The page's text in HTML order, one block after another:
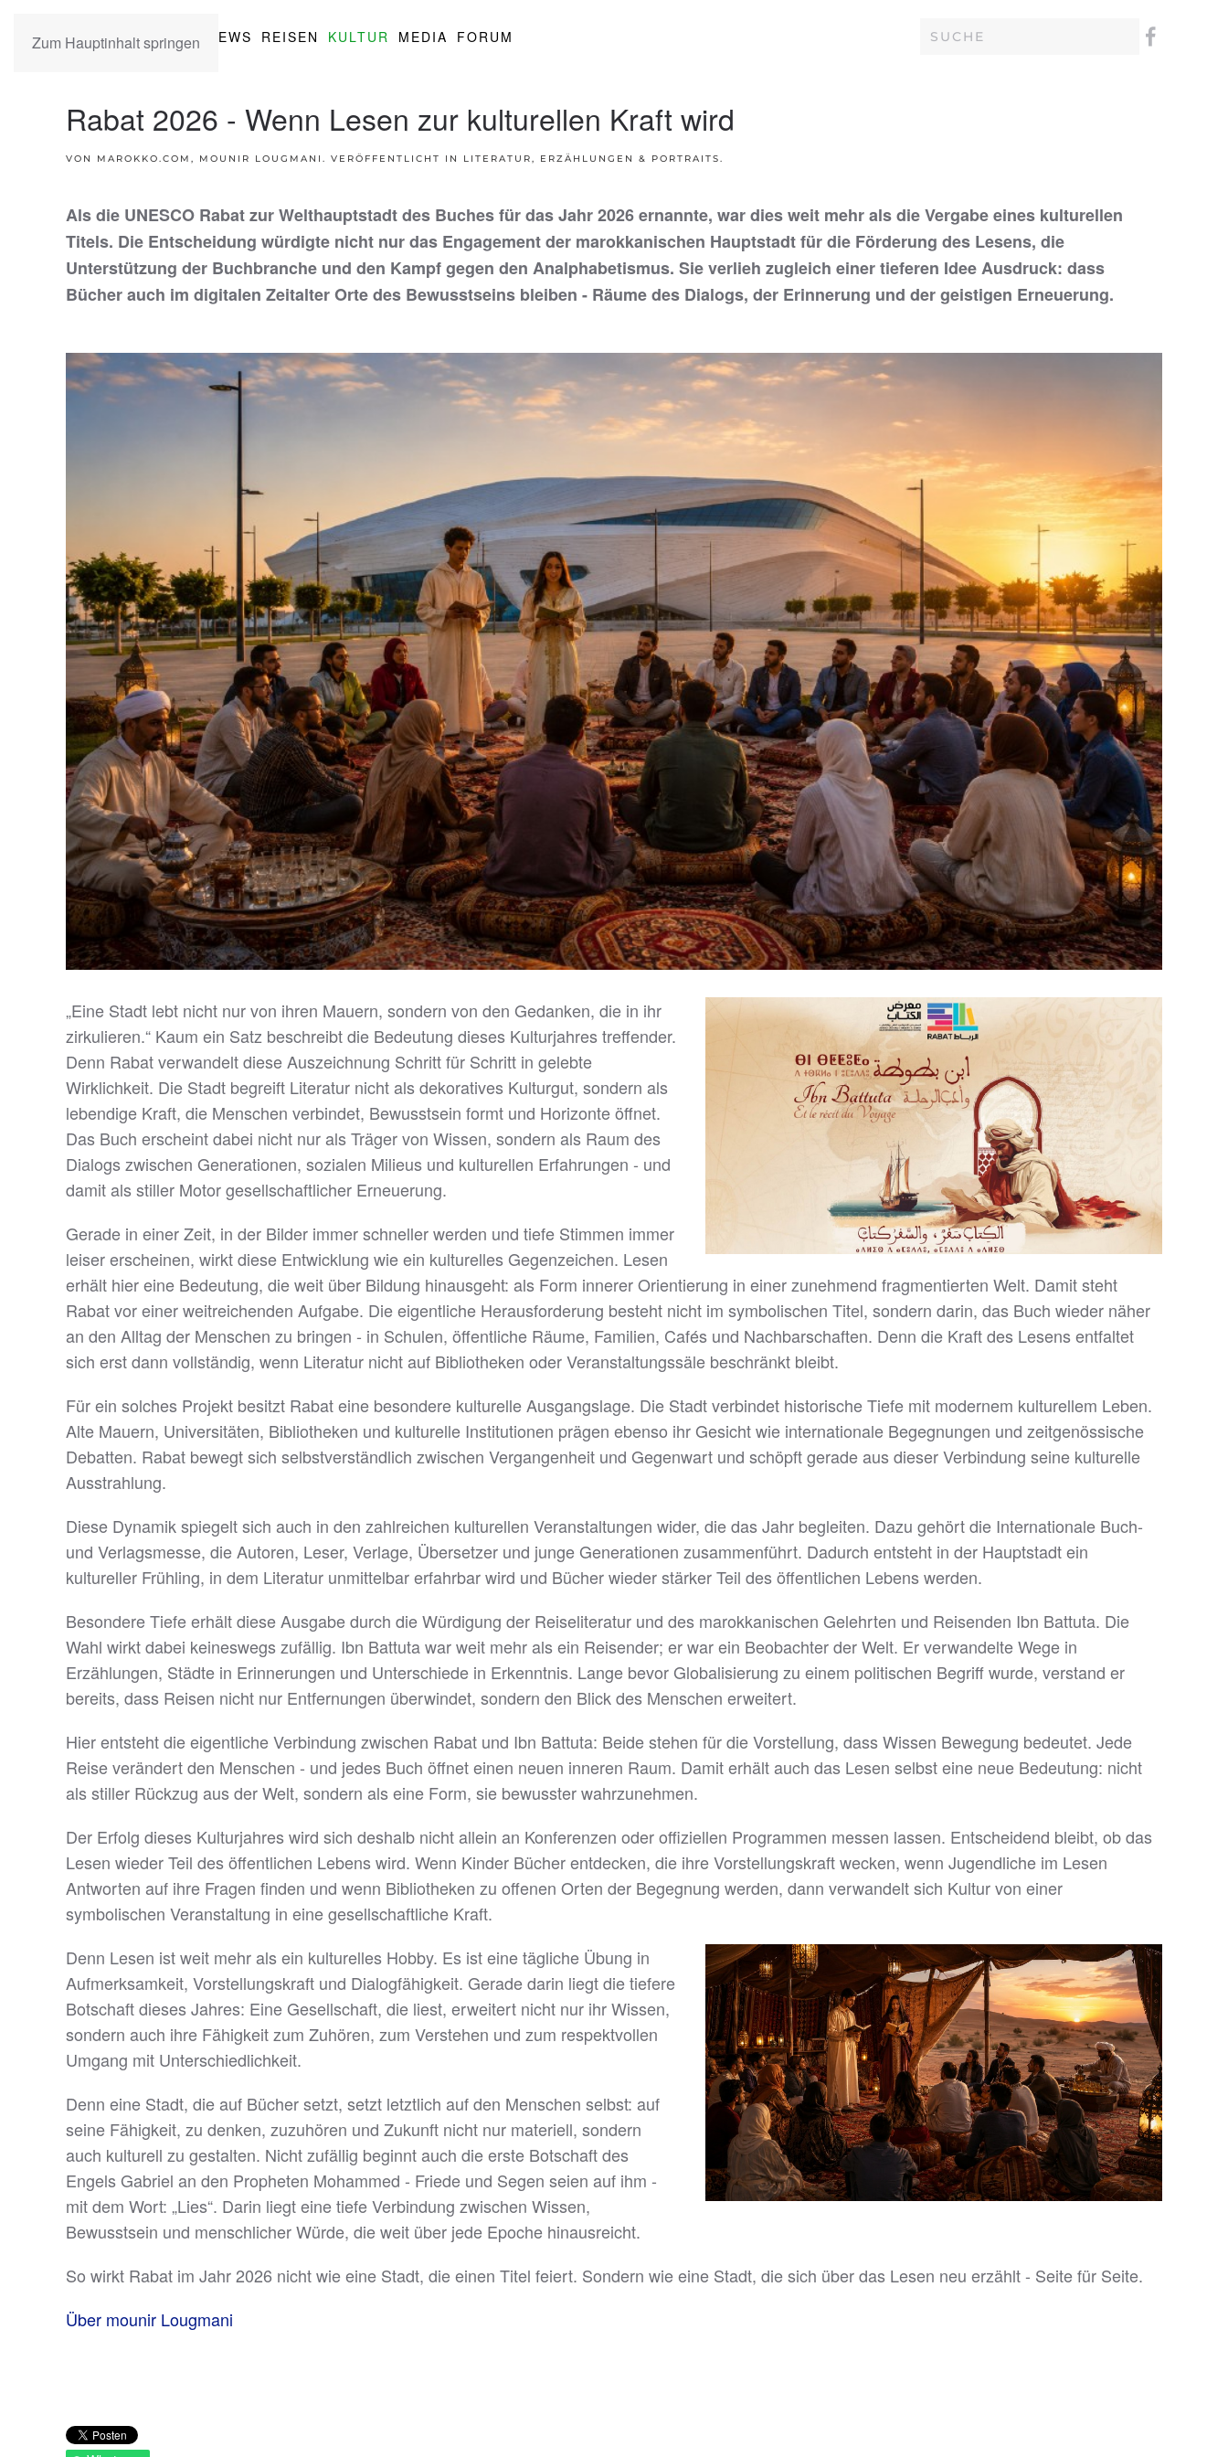
Zum Hauptinhalt springen NEWS REISEN KULTUR MEDIA FORUM
Rabat 2026 - Wenn Lesen zur kulturellen Kraft wird
VON MAROKKO.COM, MOUNIR LOUGMANI. VERÖFFENTLICHT IN LITERATUR, ERZÄHLUNGEN & PORTRAITS.
Als die UNESCO Rabat zur Welthauptstadt des Buches für das Jahr 2026 ernannte, war dies weit mehr als die Vergabe eines kulturellen
Titels. Die Entscheidung würdigte nicht nur das Engagement der marokkanischen Hauptstadt für die Förderung des Lesens, die
Unterstützung der Buchbranche und den Kampf gegen den Analphabetismus. Sie verlieh zugleich einer tieferen Idee Ausdruck: dass
Bücher auch im digitalen Zeitalter Orte des Bewusstseins bleiben - Räume des Dialogs, der Erinnerung und der geistigen Erneuerung.
„Eine Stadt lebt nicht nur von ihren Mauern, sondern von den Gedanken, die in ihr
zirkulieren.“ Kaum ein Satz beschreibt die Bedeutung dieses Kulturjahres treffender.
Denn Rabat verwandelt diese Auszeichnung Schritt für Schritt in gelebte
Wirklichkeit. Die Stadt begreift Literatur nicht als dekoratives Kulturgut, sondern als
lebendige Kraft, die Menschen verbindet, Bewusstsein formt und Horizonte öffnet.
Das Buch erscheint dabei nicht nur als Träger von Wissen, sondern als Raum des
Dialogs zwischen Generationen, sozialen Milieus und kulturellen Erfahrungen - und
damit als stiller Motor gesellschaftlicher Erneuerung.
Gerade in einer Zeit, in der Bilder immer schneller werden und tiefe Stimmen immer
leiser erscheinen, wirkt diese Entwicklung wie ein kulturelles Gegenzeichen. Lesen
erhält hier eine Bedeutung, die weit über Bildung hinausgeht: als Form innerer Orientierung in einer zunehmend fragmentierten Welt. Damit steht
Rabat vor einer weitreichenden Aufgabe. Die eigentliche Herausforderung besteht nicht im symbolischen Titel, sondern darin, das Buch wieder näher
an den Alltag der Menschen zu bringen - in Schulen, öffentliche Räume, Familien, Cafés und Nachbarschaften. Denn die Kraft des Lesens entfaltet
sich erst dann vollständig, wenn Literatur nicht auf Bibliotheken oder Veranstaltungssäle beschränkt bleibt.
Für ein solches Projekt besitzt Rabat eine besondere kulturelle Ausgangslage. Die Stadt verbindet historische Tiefe mit modernem kulturellem Leben.
Alte Mauern, Universitäten, Bibliotheken und kulturelle Institutionen prägen ebenso ihr Gesicht wie internationale Begegnungen und zeitgenössische
Debatten. Rabat bewegt sich selbstverständlich zwischen Vergangenheit und Gegenwart und schöpft gerade aus dieser Verbindung seine kulturelle
Ausstrahlung.
Diese Dynamik spiegelt sich auch in den zahlreichen kulturellen Veranstaltungen wider, die das Jahr begleiten. Dazu gehört die Internationale Buch-
und Verlagsmesse, die Autoren, Leser, Verlage, Übersetzer und junge Generationen zusammenführt. Dadurch entsteht in der Hauptstadt ein
kultureller Frühling, in dem Literatur unmittelbar erfahrbar wird und Bücher wieder stärker Teil des öffentlichen Lebens werden.
Besondere Tiefe erhält diese Ausgabe durch die Würdigung der Reiseliteratur und des marokkanischen Gelehrten und Reisenden Ibn Battuta. Die
Wahl wirkt dabei keineswegs zufällig. Ibn Battuta war weit mehr als ein Reisender; er war ein Beobachter der Welt. Er verwandelte Wege in
Erzählungen, Städte in Erinnerungen und Unterschiede in Erkenntnis. Lange bevor Globalisierung zu einem politischen Begriff wurde, verstand er
bereits, dass Reisen nicht nur Entfernungen überwindet, sondern den Blick des Menschen erweitert.
Hier entsteht die eigentliche Verbindung zwischen Rabat und Ibn Battuta: Beide stehen für die Vorstellung, dass Wissen Bewegung bedeutet. Jede
Reise verändert den Menschen - und jedes Buch öffnet einen neuen inneren Raum. Damit erhält auch das Lesen selbst eine neue Bedeutung: nicht
als stiller Rückzug aus der Welt, sondern als eine Form, sie bewusster wahrzunehmen.
Der Erfolg dieses Kulturjahres wird sich deshalb nicht allein an Konferenzen oder offiziellen Programmen messen lassen. Entscheidend bleibt, ob das
Lesen wieder Teil des öffentlichen Lebens wird. Wenn Kinder Bücher entdecken, die ihre Vorstellungskraft wecken, wenn Jugendliche im Lesen
Antworten auf ihre Fragen finden und wenn Bibliotheken zu offenen Orten der Begegnung werden, dann verwandelt sich Kultur von einer
symbolischen Veranstaltung in eine gesellschaftliche Kraft.
Denn Lesen ist weit mehr als ein kulturelles Hobby. Es ist eine tägliche Übung in
Aufmerksamkeit, Vorstellungskraft und Dialogfähigkeit. Gerade darin liegt die tiefere
Botschaft dieses Jahres: Eine Gesellschaft, die liest, erweitert nicht nur ihr Wissen,
sondern auch ihre Fähigkeit zum Zuhören, zum Verstehen und zum respektvollen
Umgang mit Unterschiedlichkeit.
Denn eine Stadt, die auf Bücher setzt, setzt letztlich auf den Menschen selbst: auf
seine Fähigkeit, zu denken, zuzuhören und Zukunft nicht nur materiell, sondern
auch kulturell zu gestalten. Nicht zufällig beginnt auch die erste Botschaft des
Engels Gabriel an den Propheten Mohammed - Friede und Segen seien auf ihm -
mit dem Wort: „Lies“. Darin liegt eine tiefe Verbindung zwischen Wissen,
Bewusstsein und menschlicher Würde, die weit über jede Epoche hinausreicht.
So wirkt Rabat im Jahr 2026 nicht wie eine Stadt, die einen Titel feiert. Sondern wie eine Stadt, die sich über das Lesen neu erzählt - Seite für Seite.
Über mounir Lougmani